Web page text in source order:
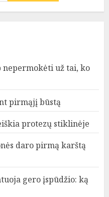
nepermokėti už tai, ko
pirmąjį būstą
protezų stiklinėje
daro pirmą karštą
gero įspūdžio: ką